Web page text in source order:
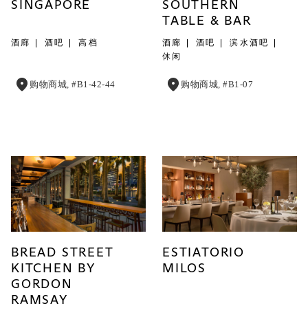
SINGAPORE
酒廊 酒吧 高档
购物商城, #B1-42-44
SOUTHERN
TABLE & BAR
酒廊 酒吧
滨水酒吧
休闲
购物商城, #B1-07
BREAD STREET
KITCHEN BY
GORDON
RAMSAY
ESTIATORIO
MILOS